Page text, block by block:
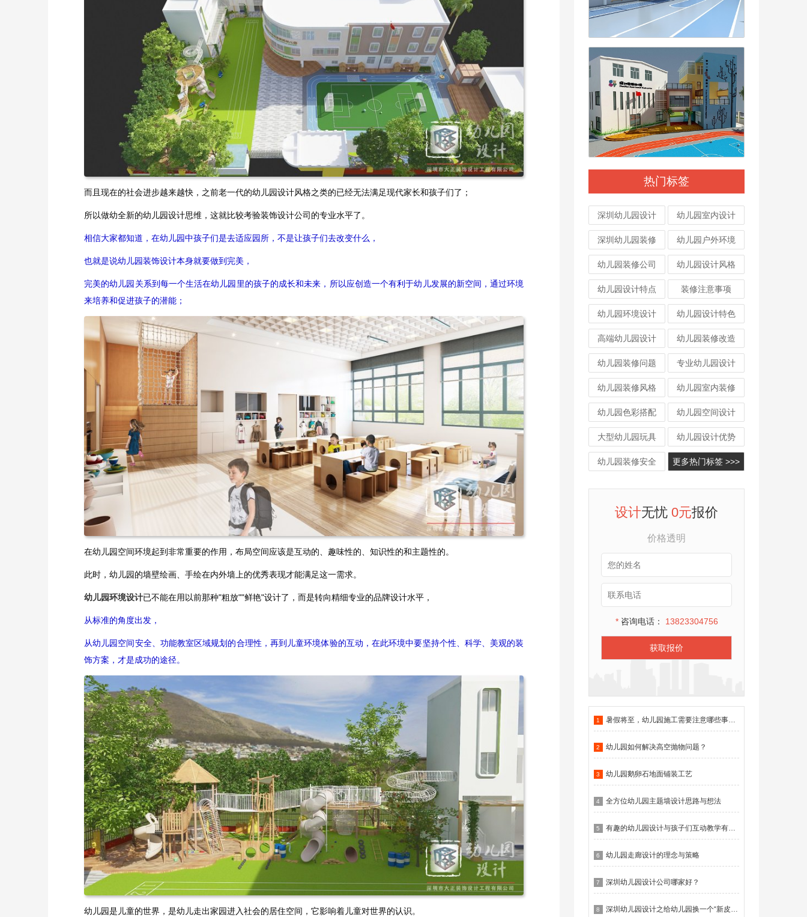
而且现在的社会进步越来越快，之前老一代的幼儿园设计风格之类的已经无法满足现代家长和孩子们了；
所以做幼全新的幼儿园设计思维，这就比较考验装饰设计公司的专业水平了。
相信大家都知道，在幼儿园中孩子们是去适应园所，不是让孩子们去改变什么，
也就是说幼儿园装饰设计本身就要做到完美，
完美的幼儿园关系到每一个生活在幼儿园里的孩子的成长和未来，所以应创造一个有利于幼儿发展的新空间，通过环境
来培养和促进孩子的潜能；
在幼儿园空间环境起到非常重要的作用，布局空间应该是互动的、趣味性的、知识性的和主题性的。
此时，幼儿园的墙壁绘画、手绘在内外墙上的优秀表现才能满足这一需求。
幼儿园环境设计已不能在用以前那种"粗放""鲜艳"设计了，而是转向精细专业的品牌设计水平，
从标准的角度出发，
从幼儿园空间安全、功能教室区域规划的合理性，再到儿童环境体验的互动，在此环境中要坚持个性、科学、美观的装
饰方案，才是成功的途径。
幼儿园是儿童的世界，是幼儿走出家园进入社会的居住空间，它影响着儿童对世界的认识。
热门标签
深圳幼儿园设计 幼儿园室内设计
深圳幼儿园装修 幼儿园户外环境
幼儿园装修公司 幼儿园设计风格
幼儿园设计特点 装修注意事项
幼儿园环境设计 幼儿园设计特色
高端幼儿园设计 幼儿园装修改造
幼儿园装修问题 专业幼儿园设计
幼儿园装修风格 幼儿园室内装修
幼儿园色彩搭配 幼儿园空间设计
大型幼儿园玩具 幼儿园设计优势
幼儿园装修安全 更多热门标签 >>>
设计无忧0元报价
价格透明
*咨询电话： 13823304756
获取报价
1 暑假将至，幼儿园施工需要注意哪些事项？
2 幼儿园如何解决高空抛物问题？
3 幼儿园鹅卵石地面铺装工艺
4 全方位幼儿园主题墙设计思路与想法
5 有趣的幼儿园设计与孩子们互动教学有什么作用？
6 幼儿园走廊设计的理念与策略
7 深圳幼儿园设计公司哪家好？
8 深圳幼儿园设计之给幼儿园换一个“新皮肤”